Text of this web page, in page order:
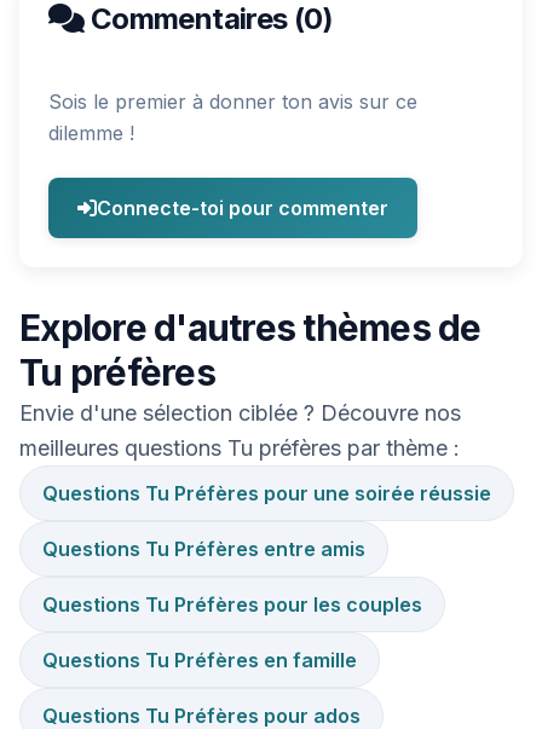
Commentaires (0)
Sois le premier à donner ton avis sur ce
dilemme !
Connecte-toi pour commenter
Explore d'autres thèmes de
Tu préfères
Envie d'une sélection ciblée ? Découvre nos
meilleures questions Tu préfères par thème :
Questions Tu Préfères pour une soirée réussie
Questions Tu Préfères entre amis
Questions Tu Préfères pour les couples
Questions Tu Préfères en famille
Questions Tu Préfères pour ados